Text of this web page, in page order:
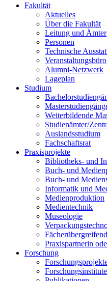
Fakultät
Aktuelles
Über die Fakultät
Leitung und Ämter
Personen
Technische
Veranstaltungsbüro
Alumni-Netzwerk
Lageplan
Studium
Weiterbildende
Studienämter/
Auslandsstudium
Fachschaftsrat
Praxisprojekte
Bibliotheks- und
Buch- und
Buch- und
Informatik und
Medienproduktion
Medientechnik
Museologie
Praxispartnerin
Forschung
Forschungsinstitute